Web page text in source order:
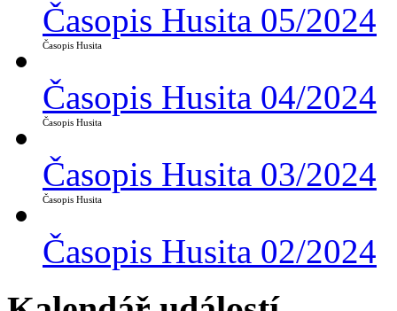
Časopis Husita 05/2024
Časopis Husita
Časopis Husita 04/2024
Časopis Husita
Časopis Husita 03/2024
Časopis Husita
Časopis Husita 02/2024